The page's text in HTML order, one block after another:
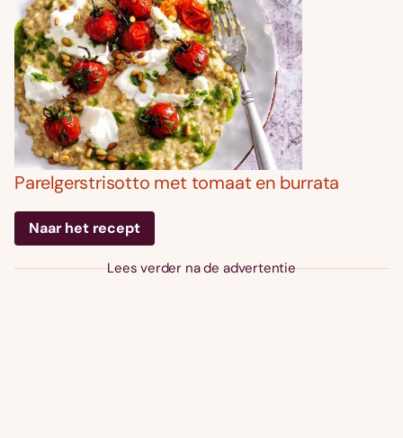
Parelgerstrisotto met tomaat en burrata
Naar het recept
Lees verder na de advertentie